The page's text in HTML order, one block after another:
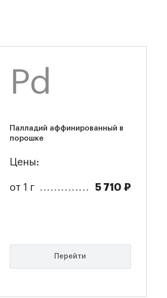
Pd
Палладий аффинированный в
порошке
Цены:
от 1 г 5 710 ₽
Перейти